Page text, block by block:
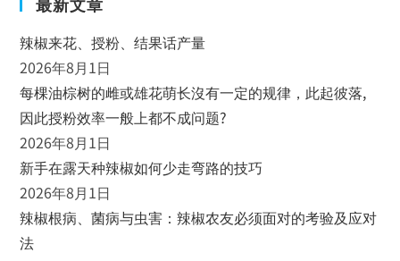
辣椒来花、授粉、结果话产量
2026年8月1日
每棵油棕树的雌或雄花萌长沒有一定的规律，此起彼落,
因此授粉效率一般上都不成问题?
2026年8月1日
新手在露天种辣椒如何少走弯路的技巧
2026年8月1日
辣椒根病、菌病与虫害：辣椒农友必须面对的考验及应对
法